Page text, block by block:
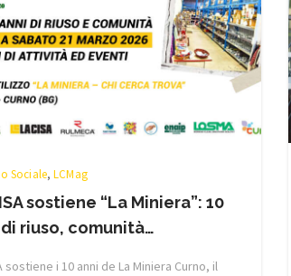
Sociale,LCMag
sostiene “La Miniera”: 10
riuso, comunità…
sostiene i 10 anni de La Miniera Curno, il